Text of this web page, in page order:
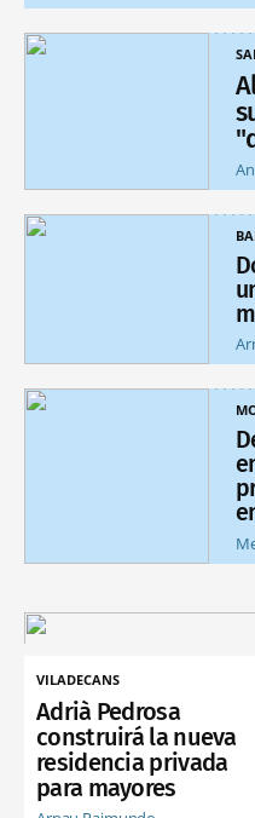
VILADECANS
Adrià Pedrosa
construirá la nueva
residencia privada
para mayores